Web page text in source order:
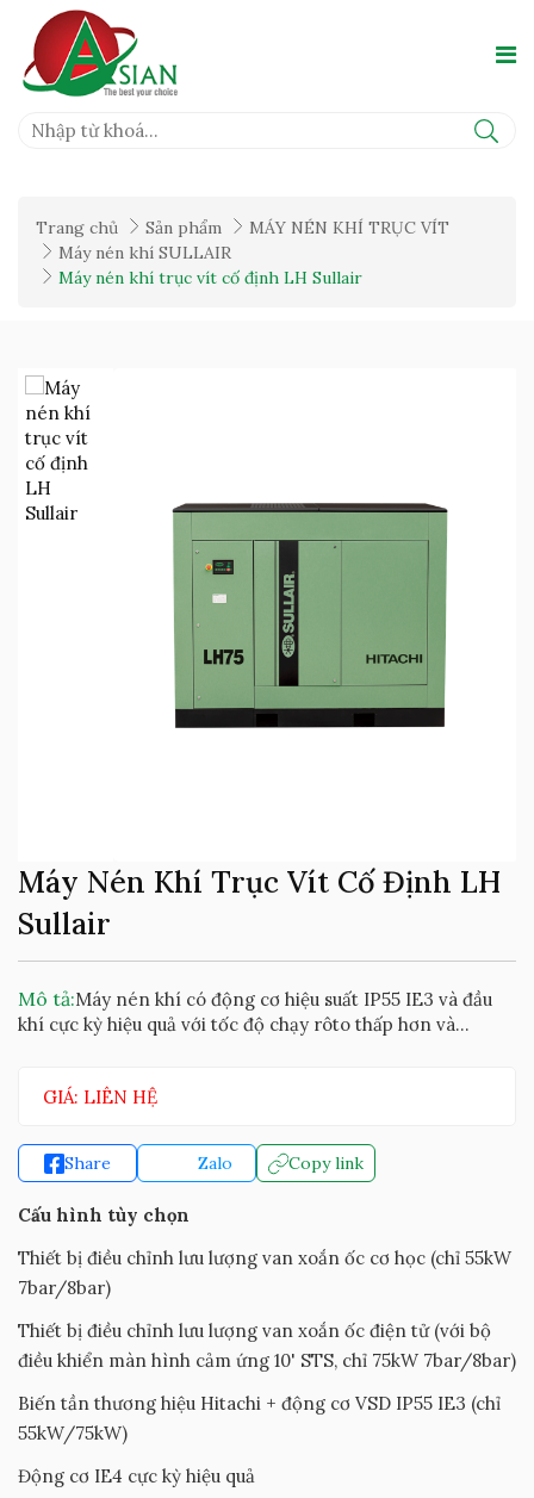
Trang chủ Sản phẩm
MÁY NÉN KHÍ TRỤC VÍT
Máy nén khí SULLAIR
Máy nén khí trục vít cố định LH Sullair
Máy Nén Khí Trục Vít Cố Định LH
Sullair
Mô tả:Máy nén khí có động cơ hiệu suất IP55 IE3 và đầu
khí cực kỳ hiệu quả với tốc độ chạy rôto thấp hơn và...
GIÁ: LIÊN HỆ
Share Zalo Copy link
Cấu hình tùy chọn
Thiết bị điều chỉnh lưu lượng van xoắn ốc cơ học (chỉ 55kW
7bar/8bar)
Thiết bị điều chỉnh lưu lượng van xoắn ốc điện tử (với bộ
điều khiển màn hình cảm ứng 10' STS, chỉ 75kW 7bar/8bar)
Biến tần thương hiệu Hitachi + động cơ VSD IP55 IE3 (chỉ
55kW/75kW)
Động cơ IE4 cực kỳ hiệu quả